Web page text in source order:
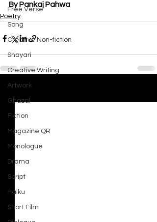
Free Verse
Song
Creative Non-fiction
Shayari
Creative Writing
Artwork
Ghazal
Fiction
Magazine QR
Monologue
Drama
Script
Haiku
Short Film
By Pankaj Pahwa
Poetry
Recent Posts